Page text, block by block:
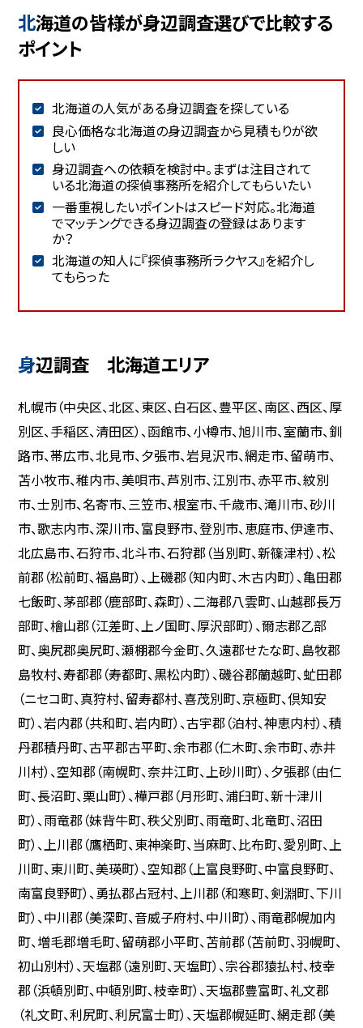
北海道の皆様が身辺調査選びで比較する
ポイント
北海道の人気がある身辺調査を探している
良心価格な北海道の身辺調査から見積もりが欲
しい
身辺調査への依頼を検討中。まずは注目されて
いる北海道の探偵事務所を紹介してもらいたい
一番重視したいポイントはスピード対応。北海道
でマッチングできる身辺調査の登録はあります
か？
北海道の知人に『探偵事務所ラクヤス』を紹介し
てもらった
身辺調査 北海道エリア
札幌市（中央区、北区、東区、白石区、豊平区、南区、西区、厚
別区、手稲区、清田区）、函館市、小樽市、旭川市、室蘭市、釧
路市、帯広市、北見市、夕張市、岩見沢市、網走市、留萌市、
苫小牧市、稚内市、美唄市、芦別市、江別市、赤平市、紋別
市、士別市、名寄市、三笠市、根室市、千歳市、滝川市、砂川
市、歌志内市、深川市、富良野市、登別市、恵庭市、伊達市、
北広島市、石狩市、北斗市、石狩郡（当別町、新篠津村）、松
前郡（松前町、福島町）、上磯郡（知内町、木古内町）、亀田郡
七飯町、茅部郡（鹿部町、森町）、二海郡八雲町、山越郡長万
部町、檜山郡（江差町、上ノ国町、厚沢部町）、爾志郡乙部
町、奥尻郡奥尻町、瀬棚郡今金町、久遠郡せたな町、島牧郡
島牧村、寿都郡（寿都町、黒松内町）、磯谷郡蘭越町、虻田郡
（ニセコ町、真狩村、留寿都村、喜茂別町、京極町、倶知安
町）、岩内郡（共和町、岩内町）、古宇郡（泊村、神恵内村）、積
丹郡積丹町、古平郡古平町、余市郡（仁木町、余市町、赤井
川村）、空知郡（南幌町、奈井江町、上砂川町）、夕張郡（由仁
町、長沼町、栗山町）、樺戸郡（月形町、浦臼町、新十津川
町）、雨竜郡（妹背牛町、秩父別町、雨竜町、北竜町、沼田
町）、上川郡（鷹栖町、東神楽町、当麻町、比布町、愛別町、上
川町、東川町、美瑛町）、空知郡（上富良野町、中富良野町、
南富良野町）、勇払郡占冠村、上川郡（和寒町、剣淵町、下川
町）、中川郡（美深町、音威子府村、中川町）、雨竜郡幌加内
町、増毛郡増毛町、留萌郡小平町、苫前郡（苫前町、羽幌町、
初山別村）、天塩郡（遠別町、天塩町）、宗谷郡猿払村、枝幸
郡（浜頓別町、中頓別町、枝幸町）、天塩郡豊富町、礼文郡
（礼文町、利尻町、利尻富士町）、天塩郡幌延町、網走郡（美